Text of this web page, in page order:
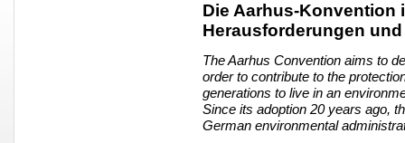
Die Aarhus-Konvention
Herausforderungen
The Aarhus Convention aims to
order to contribute to the
generations to live in an
Since its adoption 20 years ago,
German environmental